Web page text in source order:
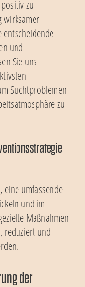
zu
wirksamer
entscheidende
und
Sie uns
Suchtproblemen
zu
eine umfassende
und im
Maßnahmen
reduziert und
der